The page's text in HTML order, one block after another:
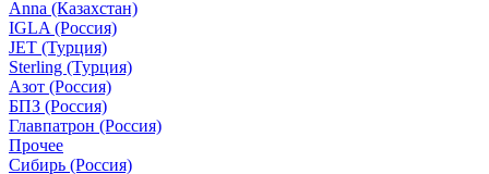
Anna (Казахстан)
IGLA (Россия)
JET (Турция)
Sterling (Турция)
Азот (Россия)
БПЗ (Россия)
Главпатрон (Россия)
Прочее
Сибирь (Россия)